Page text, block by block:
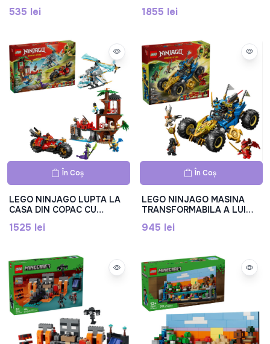
535 lei 1855 lei
În Coș
LEGO NINJAGO LUPTA LA
CASA DIN COPAC CU
1525 lei
În Coș
LEGO NINJAGO MASINA
TRANSFORMABILA A LUI
945 lei